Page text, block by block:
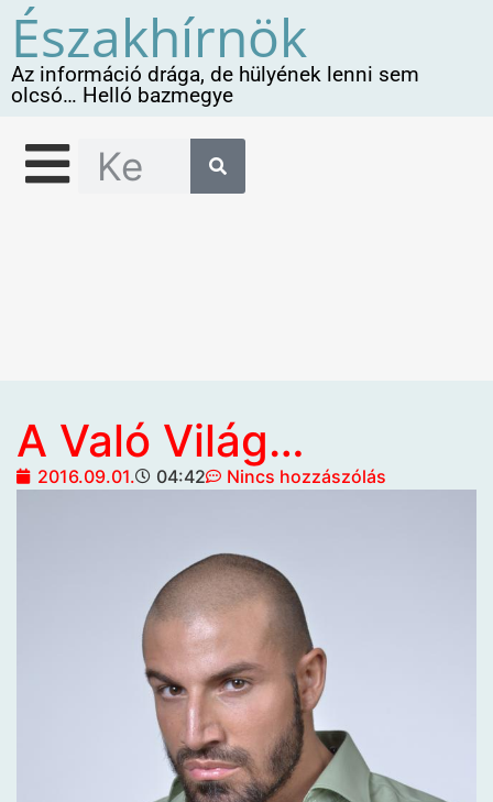
Északhírnök
Az információ drága, de hülyének lenni sem
olcsó… Helló bazmegye
A Való Világ…
2016.09.01. 04:42 Nincs hozzászólás